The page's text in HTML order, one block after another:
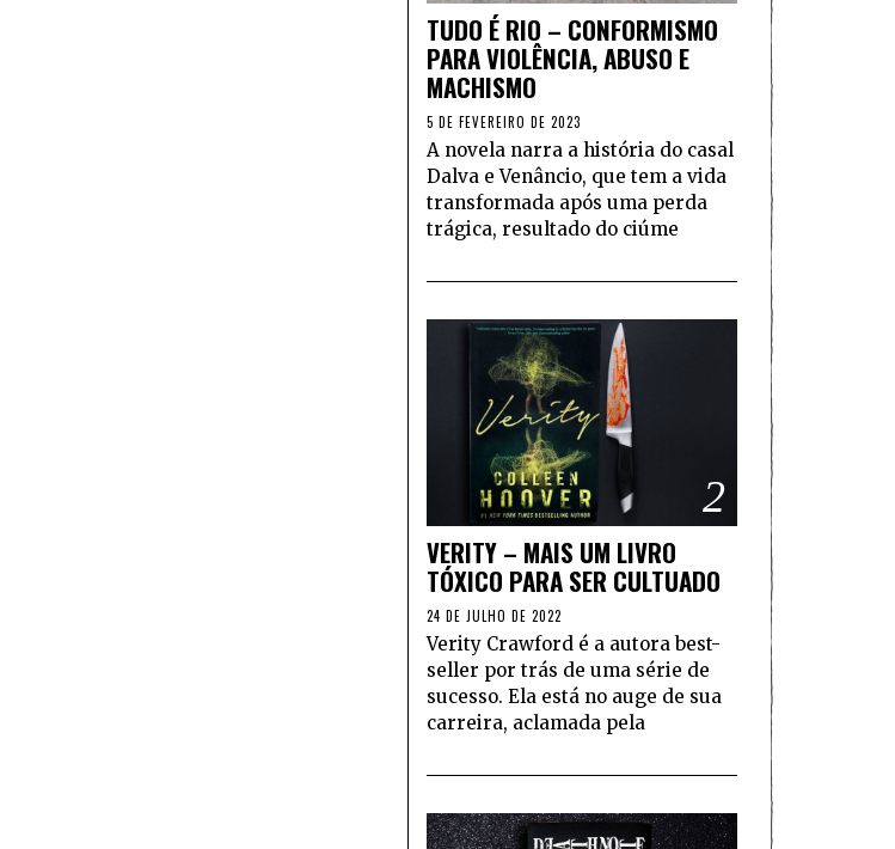
TUDO É RIO – CONFORMISMO
PARA VIOLÊNCIA, ABUSO E
MACHISMO
5 DE FEVEREIRO DE 2023
A novela narra a história do casal
Dalva e Venâncio, que tem a vida
transformada após uma perda
trágica, resultado do ciúme
2
VERITY – MAIS UM LIVRO
TÓXICO PARA SER CULTUADO
24 DE JULHO DE 2022
Verity Crawford é a autora best-
seller por trás de uma série de
sucesso. Ela está no auge de sua
carreira, aclamada pela